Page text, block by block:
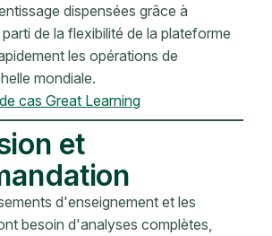
dispensées grâce à
de la flexibilité de la plateforme
les opérations de
mondiale.
cas Great Learning
et
d'enseignement et les
besoin d'analyses complètes,